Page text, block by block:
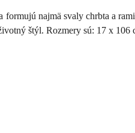
najmä svaly chrbta a
štýl. Rozmery sú: 17 x 106